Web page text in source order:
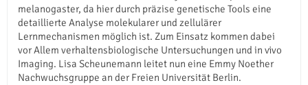
melanogaster, da hier durch präzise genetische Tools eine
detaillierte Analyse molekularer und zellulärer
Lernmechanismen möglich ist. Zum Einsatz kommen dabei
vor Allem verhaltensbiologische Untersuchungen und in vivo
Imaging. Lisa Scheunemann leitet nun eine Emmy Noether
Nachwuchsgruppe an der Freien Universität Berlin.